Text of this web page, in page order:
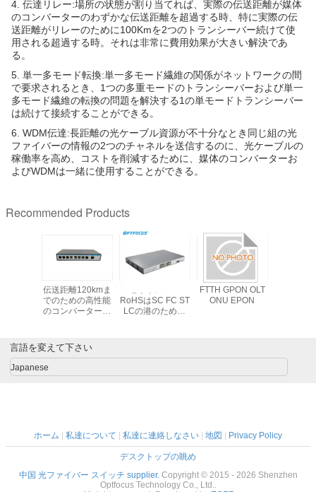
4. 伝達リレー:場所の状態が割り当てれば、実際の伝送距離が媒体
のコンバーターのわずかな伝送距離を超過する時、特に実際の伝
送距離がリレーのために100Kmを2つのトランシーバー続けて使
用される超過する時。それは非常に費用効果が大きい解決であ
る。
5. 単一多モード転換:単一多モード繊維の関係がネットワークの間
で要求されるとき、1つの多重モードのトランシーバーおよび単一
多モード繊維の転換の問題を解決する1の単モードトランシーバー
は続けて接続することができる。
6. WDM伝達:長距離の光ケーブル資源が不十分なとき同じ組の光
ファイバーの情報の2つのチャネルを送信するのに、光ケーブルの
稼働率を高め、コストを削減するために、媒体のコンバーターお
よびWDMは一緒に使用することができる。
Recommended Products
チ
1000M
ート
伝送距離120kmま
でのための高性能
のコンバーターの
RoHSはSC FC ST
LCの港のための
FTTH GPON OLT
ONU EPON
言語を変えて下さい
Japanese
ホーム 私達について 私達に連絡しなさい 地図 Privacy Policy
デスクトップの眺め
中国 光ファイバー スイッチ supplier. Copyright © 2015 - 2026 Shenzhen
Optfocus Technology Co., Ltd..